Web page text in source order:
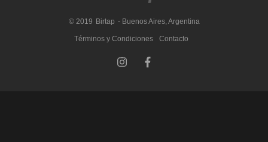
© 2019 Birtap - Buenos Aires, Argentina
Términos y Condiciones Contacto